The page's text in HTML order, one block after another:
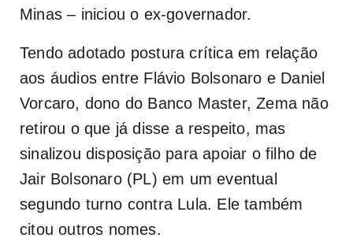
Minas – iniciou o ex-governador.
Tendo adotado postura crítica em relação
aos áudios entre Flávio Bolsonaro e Daniel
Vorcaro, dono do Banco Master, Zema não
retirou o que já disse a respeito, mas
sinalizou disposição para apoiar o filho de
Jair Bolsonaro (PL) em um eventual
segundo turno contra Lula. Ele também
citou outros nomes.